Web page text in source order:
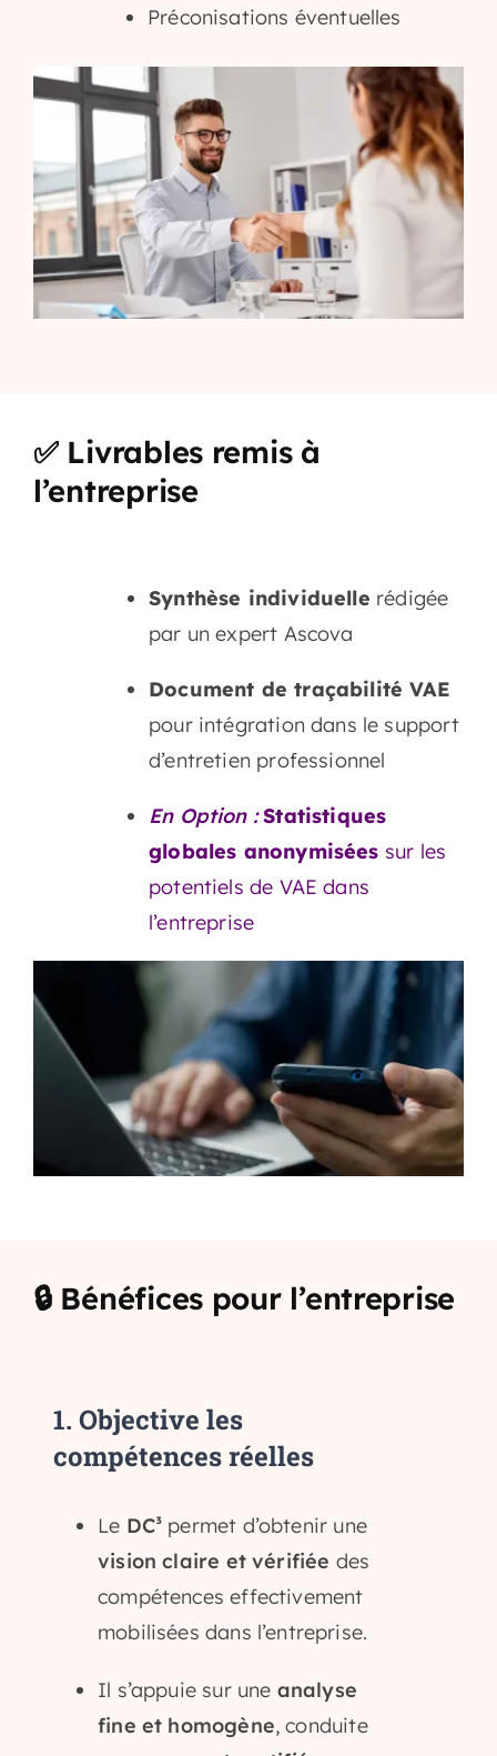
Préconisations éventuelles
✅ Livrables remis à
l’entreprise
Synthèse individuelle rédigée
par un expert Ascova
Document de traçabilité VAE
pour intégration dans le support
d’entretien professionnel
En Option :Statistiques
globales anonymisées sur les
potentiels de VAE dans
l’entreprise
🔒 Bénéfices pour l’entreprise
1. Objective les
compétences réelles
Le DC³ permet d’obtenir une
vision claire et vérifiée des
compétences effectivement
mobilisées dans l’entreprise.
Il s’appuie sur une analyse
fine et homogène, conduite
Testez votre éligibilié
Bilan de Compétences